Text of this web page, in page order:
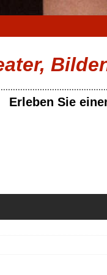
Erleben Sie